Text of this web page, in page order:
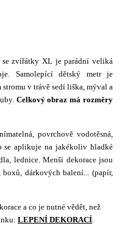
zvířátky XL je parádní veliká
Samolepící dětský metr je
v trávě sedí liška, mýval a
Celkový obraz má rozměry
povrchově vodotěsná,
se aplikuje na jakékoliv hladké
lednice. Menší dekorace jsou
dárkových balení... (papír,
a co je nutné vědět, než
LEPENÍ DEKORACÍ